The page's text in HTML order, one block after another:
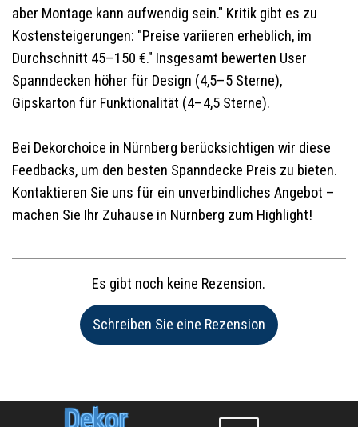
aber Montage kann aufwendig sein." Kritik gibt es zu
Kostensteigerungen: "Preise variieren erheblich, im
Durchschnitt 45–150 €." Insgesamt bewerten User
Spanndecken höher für Design (4,5–5 Sterne),
Gipskarton für Funktionalität (4–4,5 Sterne).
Bei Dekorchoice in Nürnberg berücksichtigen wir diese
Feedbacks, um den besten Spanndecke Preis zu bieten.
Kontaktieren Sie uns für ein unverbindliches Angebot –
machen Sie Ihr Zuhause in Nürnberg zum Highlight!
Es gibt noch keine Rezension.
Dekor